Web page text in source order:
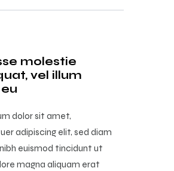
molestie
vel illum
dolor sit amet,
adipiscing elit, sed diam
euismod tincidunt ut
magna aliquam erat